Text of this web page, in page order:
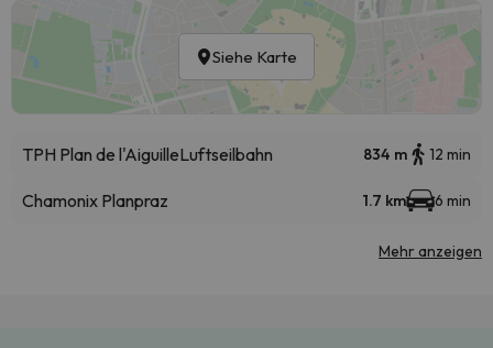
Siehe Karte
TPH Plan de l'AiguilleLuftseilbahn 834 m 12 min
Chamonix Planpraz 1.7 km 6 min
Mehr anzeigen